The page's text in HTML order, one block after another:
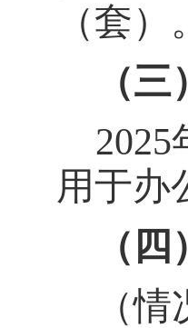
（套）。
（
2025
用于办
（四）
（